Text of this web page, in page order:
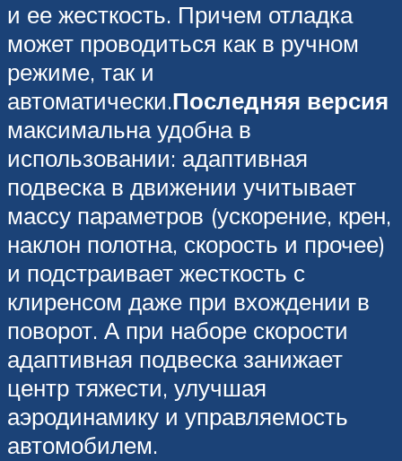
и ее жесткость. Причем отладка
может проводиться как в ручном
режиме, так и
автоматически.Последняя версия
максимальна удобна в
использовании: адаптивная
подвеска в движении учитывает
массу параметров (ускорение, крен,
наклон полотна, скорость и прочее)
и подстраивает жесткость с
клиренсом даже при вхождении в
поворот. А при наборе скорости
адаптивная подвеска занижает
центр тяжести, улучшая
аэродинамику и управляемость
автомобилем.